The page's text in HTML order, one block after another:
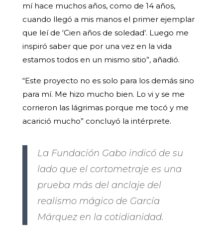
mí hace muchos años, como de 14 años,
cuando llegó a mis manos el primer ejemplar
que leí de ‘Cien años de soledad’. Luego me
inspiró saber que por una vez en la vida
estamos todos en un mismo sitio”, añadió.
“Este proyecto no es solo para los demás sino
para mí. Me hizo mucho bien. Lo vi y se me
corrieron las lágrimas porque me tocó y me
acarició mucho” concluyó la intérprete.
La Fundación Gabo indicó de su
lado que el cortometraje es una
prueba más del anclaje del
realismo mágico de García
Márquez en la cotidianidad.